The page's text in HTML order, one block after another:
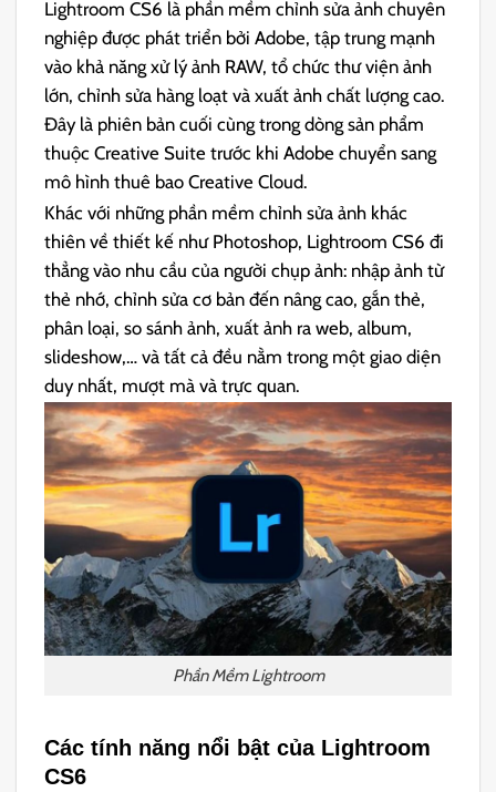
Lightroom CS6 là phần mềm chỉnh sửa ảnh chuyên
nghiệp được phát triển bởi Adobe, tập trung mạnh
vào khả năng xử lý ảnh RAW, tổ chức thư viện ảnh
lớn, chỉnh sửa hàng loạt và xuất ảnh chất lượng cao.
Đây là phiên bản cuối cùng trong dòng sản phẩm
thuộc Creative Suite trước khi Adobe chuyển sang
mô hình thuê bao Creative Cloud.
Khác với những phần mềm chỉnh sửa ảnh khác
thiên về thiết kế như Photoshop, Lightroom CS6 đi
thẳng vào nhu cầu của người chụp ảnh: nhập ảnh từ
thẻ nhớ, chỉnh sửa cơ bản đến nâng cao, gắn thẻ,
phân loại, so sánh ảnh, xuất ảnh ra web, album,
slideshow,… và tất cả đều nằm trong một giao diện
duy nhất, mượt mà và trực quan.
Phần Mềm Lightroom
Các tính năng nổi bật của Lightroom
CS6